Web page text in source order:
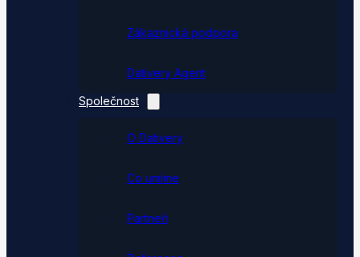
Zákaznická podpora
Dativery Agent
Společnost
O Dativery
Co umíme
Partneři